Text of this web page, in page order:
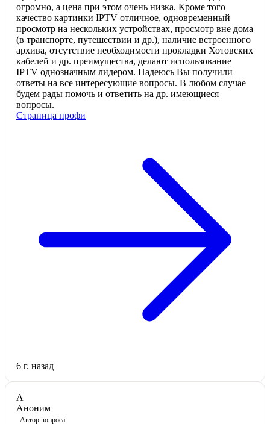
огромно, а цена при этом очень низка. Кроме того
качество картинки IPTV отличное, одновременный
просмотр на нескольких устройствах, просмотр вне дома
(в транспорте, путешествии и др.), наличие встроенного
архива, отсутствие необходимости прокладки Хотовских
кабелей и др. преимущества, делают использование
IPTV однозначным лидером. Надеюсь Вы получили
ответы на все интересующие вопросы. В любом случае
будем рады помочь и ответить на др. имеющиеся
вопросы.
Страница профи
6 г. назад
А
Аноним
Автор вопроса